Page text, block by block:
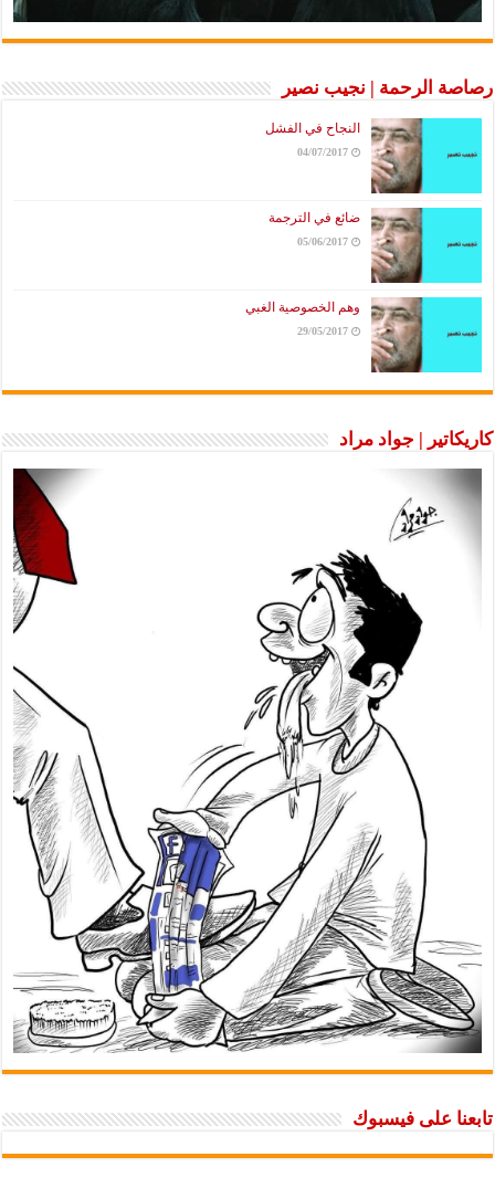
رصاصة الرحمة | نجيب نصير
النجاح في الفشل
04/07/2017
ضائع في الترجمة
05/06/2017
وهم الخصوصية الغبي
29/05/2017
كاريكاتير | جواد مراد
تابعنا على فيسبوك